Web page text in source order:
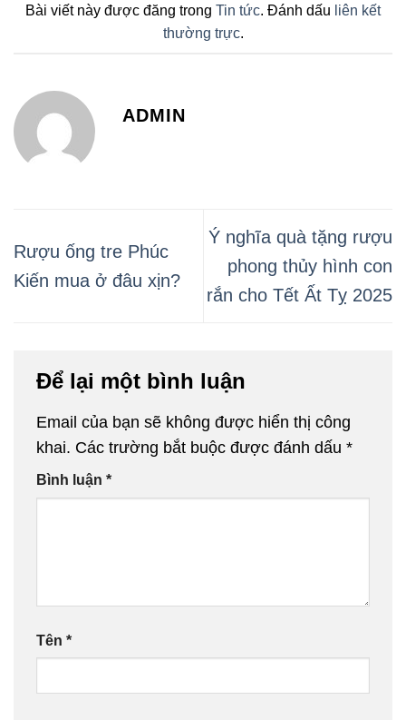
Bài viết này được đăng trong Tin tức. Đánh dấu liên kết
thường trực.
ADMIN
Rượu ống tre Phúc
Kiến mua ở đâu xịn?
Ý nghĩa quà tặng rượu
phong thủy hình con
rắn cho Tết Ất Tỵ 2025
Để lại một bình luận
Email của bạn sẽ không được hiển thị công
khai. Các trường bắt buộc được đánh dấu *
Bình luận *
Tên *